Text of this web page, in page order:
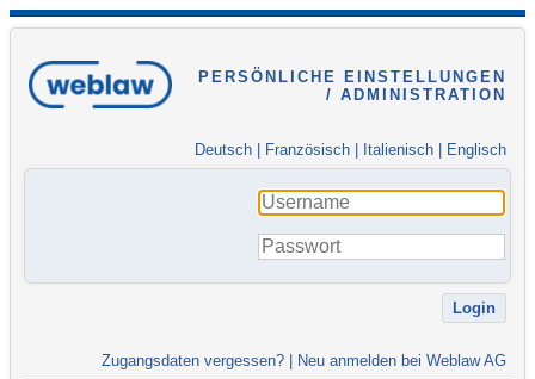
PERSÖNLICHE EINSTELLUNGEN
/ ADMINISTRATION
Deutsch Französisch Italienisch Englisch
Zugangsdaten vergessen? Neu anmelden bei Weblaw AG